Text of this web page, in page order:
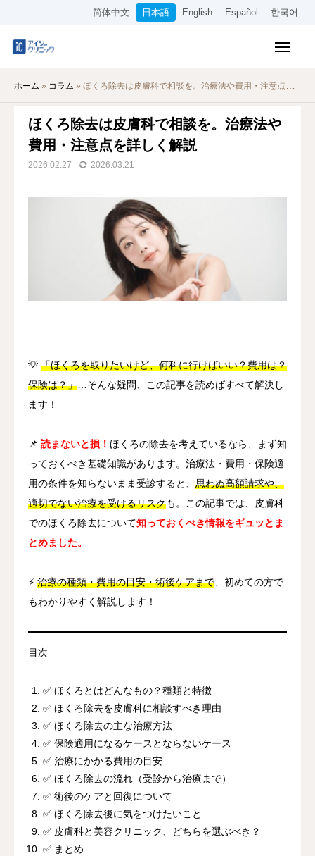
简体中文 日本語 English Español 한국어
ホーム » コラム » ほくろ除去は皮膚科で相談を。治療法や費用・注意点を詳しく解説
ほくろ除去は皮膚科で相談を。治療法や
費用・注意点を詳しく解説
2026.02.27 2026.03.21
💡 「ほくろを取りたいけど、何科に行けばいい？費用は？
保険は？」 …そんな疑問、この記事を読めばすべて解決し
ます！
📌 読まないと損！ ほくろの除去を考えているなら、まず知
っておくべき基礎知識があります。治療法・費用・保険適
用の条件を知らないまま受診すると、 思わぬ高額請求や、
適切でない治療を受けるリスクも。この記事では、皮膚科
でのほくろ除去について知っておくべき情報をギュッとま
とめました。
⚡ 治療の種類・費用の目安・術後ケアまで 、初めての方で
もわかりやすく解説します！
目次
✅ ほくろとはどんなもの？種類と特徴
✅ ほくろ除去を皮膚科に相談すべき理由
✅ ほくろ除去の主な治療方法
✅ 保険適用になるケースとならないケース
✅ 治療にかかる費用の目安
✅ ほくろ除去の流れ（受診から治療まで）
✅ 術後のケアと回復について
✅ ほくろ除去後に気をつけたいこと
✅ 皮膚科と美容クリニック、どちらを選ぶべき？
✅ まとめ
料金表
オンライン診療
当院について
言語
简体中文